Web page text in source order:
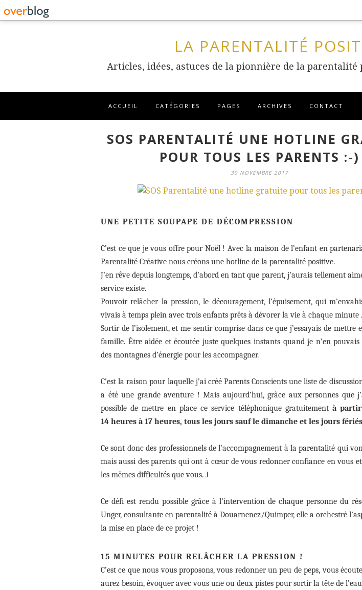
LA PARENTALITÉ
Articles, idées, astuces de la pionnière de la
ACCUEIL CATÉGORIES PAGES ARCHIVES CONTACT
SOS PARENTALITÉ UNE HOTLINE
POUR TOUS LES PARENTS :-)
30 NOVEMBRE 2017
UNE PETITE SOUPAPE DE DÉCOMPRESSION
C’est ce que je vous offre pour Noël ! Avec la maison de l’enfant en
Parentalité Créative nous créons une hotline de la parentalité positive.
J’en rêve depuis longtemps, d’abord en tant que parent, j’aurais tellement
service existe.
Pouvoir relâcher la pression, le découragement, l’épuisement, qui
vivais à temps plein avec trois enfants prêts à dévorer la vie à chaque minute
Sortir de l’isolement, et me sentir comprise dans ce que j’essayais de mettre
famille. Être aidée et écoutée juste quelques instants quand je n’en
des montagnes d’énergie pour les accompagner.
C’est la raison pour laquelle j’ai créé Parents Conscients une liste de
a été une grande aventure ! Mais aujourd’hui, grâce aux personnes que
possible de mettre en place ce service téléphonique gratuitementà partir
14 heures à 17 heures, tous les jours sauf le dimanche et les jours
Ce sont donc des professionnels de l’accompagnement à la parentalité qui
mais aussi des parents qui ont à cœur de vous redonner confiance en vous
les mêmes difficultés que vous. J
Ce défi est rendu possible grâce à l’intervention de chaque personne du
Unger, consultante en parentalité à Douarnenez/Quimper, elle a orchestré
la mise en place de ce projet !
15 MINUTES POUR RELÂCHER LA PRESSION !
C’est ce que nous vous proposons, vous redonner un peu de peps, vous
aurez besoin, évoquer avec vous une ou deux pistes pour sortir la tête de